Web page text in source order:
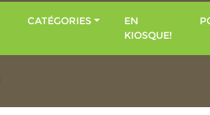
CATÉGORIES
EN
KIOSQUE!